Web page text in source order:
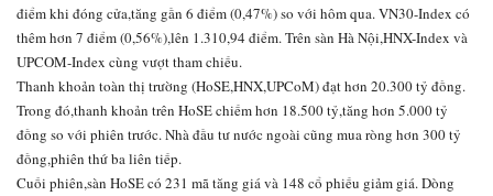
điểm khi đóng cửa,tăng gần 6 điểm (0,47%) so với hôm qua. VN30-Index có
thêm hơn 7 điểm (0,56%),lên 1.310,94 điểm. Trên sàn Hà Nội,HNX-Index và
UPCOM-Index cùng vượt tham chiếu.
Thanh khoản toàn thị trường (HoSE,HNX,UPCoM) đạt hơn 20.300 tỷ đồng.
Trong đó,thanh khoản trên HoSE chiếm hơn 18.500 tỷ,tăng hơn 5.000 tỷ
đồng so với phiên trước. Nhà đầu tư nước ngoài cũng mua ròng hơn 300 tỷ
đồng,phiên thứ ba liên tiếp.
Cuối phiên,sàn HoSE có 231 mã tăng giá và 148 cổ phiếu giảm giá. Dòng